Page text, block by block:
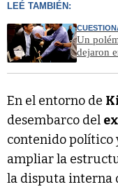
LEÉ TAMBIÉN:
Un
dejaron
En el entorno de
desembarco del
contenido político
ampliar la
la disputa interna